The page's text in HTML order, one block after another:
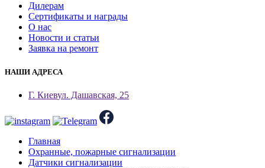
Дилерам
Сертификаты и награды
О нас
Новости и статьи
Заявка на ремонт
НАШИ АДРЕСА
Г. Киевул. Дашавская, 25
Главная
Охранные, пожарные сигнализации
Датчики сигнализации